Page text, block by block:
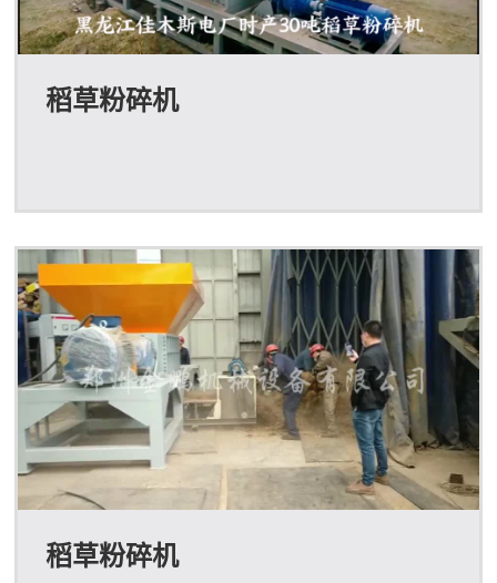
稻草粉碎机
稻草粉碎机